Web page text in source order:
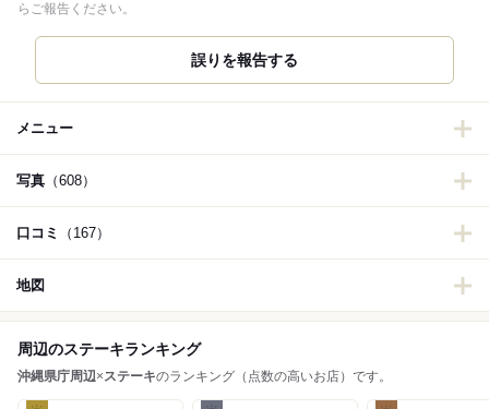
らご報告ください。
誤りを報告する
メニュー
写真 （608）
口コミ （167）
地図
周辺のステーキランキング
沖縄県庁周辺×ステーキのランキング（点数の高いお店）です。